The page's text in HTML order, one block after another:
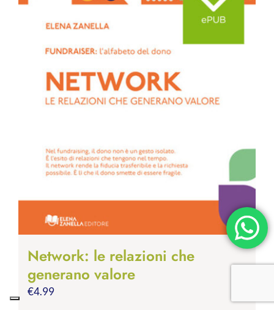
Network: le relazioni che
generano valore
€4.99